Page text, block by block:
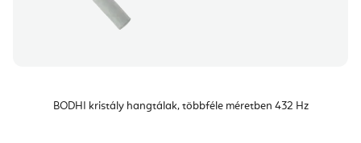
BODHI kristály hangtálak, többféle méretben 432 Hz